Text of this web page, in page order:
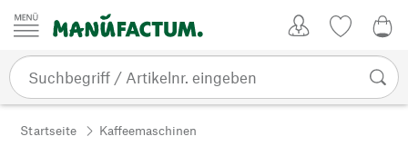
Zum Inhalt springen
Startseite Kaffeemaschinen